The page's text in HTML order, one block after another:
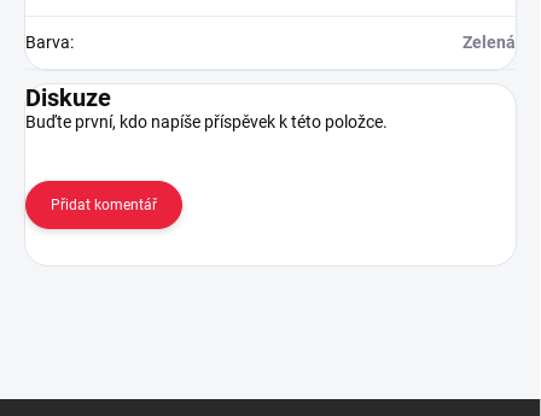
Barva: Zelená
Diskuze
Buďte první, kdo napíše příspěvek k této položce.
Přidat komentář